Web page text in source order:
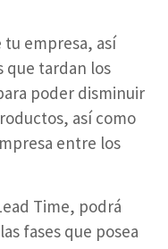
empresa, así
que tardan los
poder disminuir
así como
entre los
Time, podrá
fases que posea